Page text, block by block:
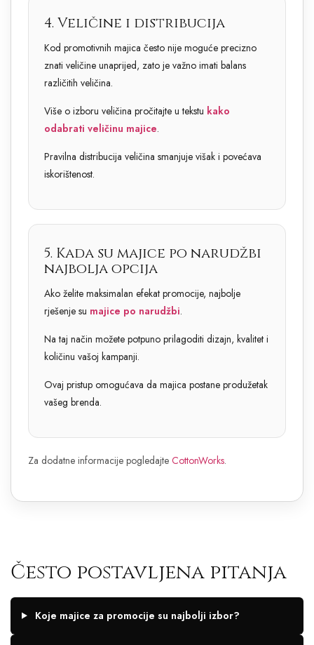
4. Veličine i distribucija
Kod promotivnih majica često nije moguće precizno
znati veličine unaprijed, zato je važno imati balans
različitih veličina.
Više o izboru veličina pročitajte u tekstu kako
odabrati veličinu majice.
Pravilna distribucija veličina smanjuje višak i povećava
iskorištenost.
5. Kada su majice po narudžbi
najbolja opcija
Ako želite maksimalan efekat promocije, najbolje
rješenje su majice po narudžbi.
Na taj način možete potpuno prilagoditi dizajn, kvalitet i
količinu vašoj kampanji.
Ovaj pristup omogućava da majica postane produžetak
vašeg brenda.
Za dodatne informacije pogledajte CottonWorks.
Često postavljena pitanja
Koje majice za promocije su najbolji izbor?